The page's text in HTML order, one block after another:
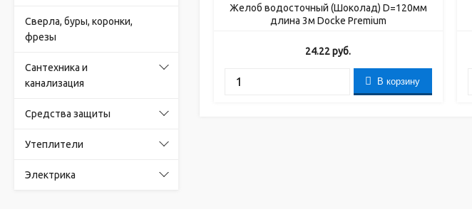
Сверла, буры, коронки,
фрезы
Сантехника и
канализация
Средства защиты
Утеплители
Электрика
Желоб водосточный (Шоколад) D=120мм
длина 3м Docke Premium
24.22руб.
В корзину